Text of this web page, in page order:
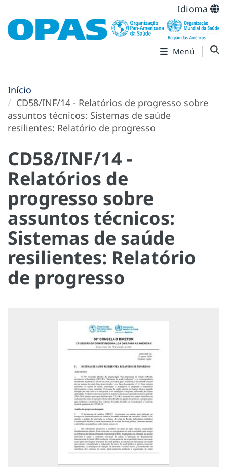
Idioma
Menú
Início
CD58/INF/14 - Relatórios de progresso sobre
assuntos técnicos: Sistemas de saúde
resilientes: Relatório de progresso
CD58/INF/14 -
Relatórios de
progresso sobre
assuntos técnicos:
Sistemas de saúde
resilientes: Relatório
de progresso